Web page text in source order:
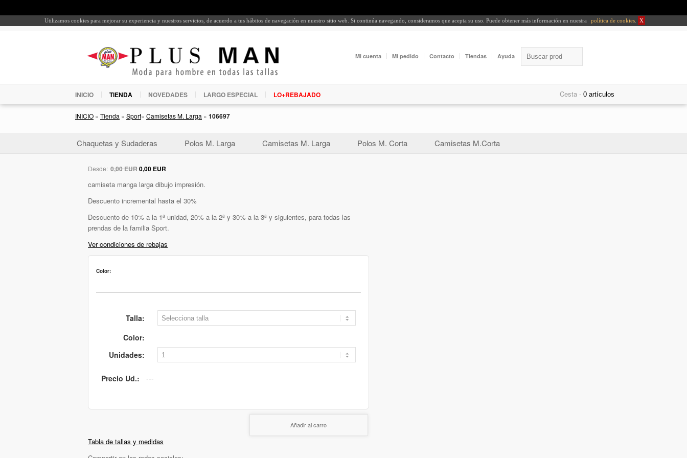
Utilizamos cookies para mejorar su experiencia y nuestros servicios, de acuerdo a tus hábitos de navegación en nuestro sitio web. Si continúa navegando, consideramos que acepta su uso. Puede obtener más información en nuestra política de cookies X
Mi cuenta Mi pedido Contacto Tiendas Ayuda
INICIO TIENDA NOVEDADES LARGO ESPECIAL LO+REBAJADO Cesta -
INICIO » Tienda » Sport» Camisetas M. Larga » 106697
Chaquetas y Sudaderas Polos M. Larga Camisetas M. Larga Polos M. Corta Camisetas M.Corta
Desde: 0,00 EUR0,00 EUR
camiseta manga larga dibujo impresión.
Descuento incremental hasta el 30%
Descuento de 10% a la 1ª unidad, 20% a la 2ª y 30% a la 3ª y siguientes, para todas las
prendas de la familia Sport.
Ver condiciones de rebajas
Color:
Talla:
Color:
Unidades:
Precio Ud.:
Añadir al carro
Tabla de tallas y medidas